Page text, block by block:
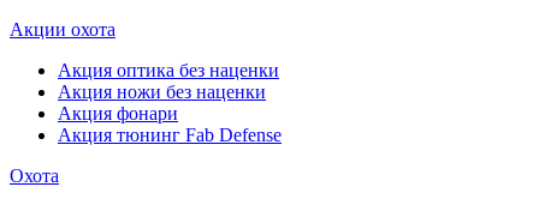
Акции охота
Акция оптика без наценки
Акция ножи без наценки
Акция фонари
Акция тюнинг Fab Defense
Охота